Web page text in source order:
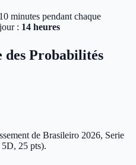
minutes pendant chaque
: 14 heures
des Probabilités
de Brasileiro 2026, Serie
25 pts).